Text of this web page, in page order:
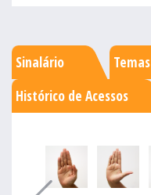
Sinalário Temas
Histórico de Acessos